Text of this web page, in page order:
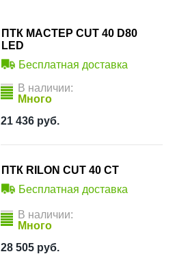
ПТК МАСТЕР CUT 40 D80
LED
Бесплатная доставка
В наличии:
Много
21 436 руб.
ПТК RILON CUT 40 СT
Бесплатная доставка
В наличии:
Много
28 505 руб.